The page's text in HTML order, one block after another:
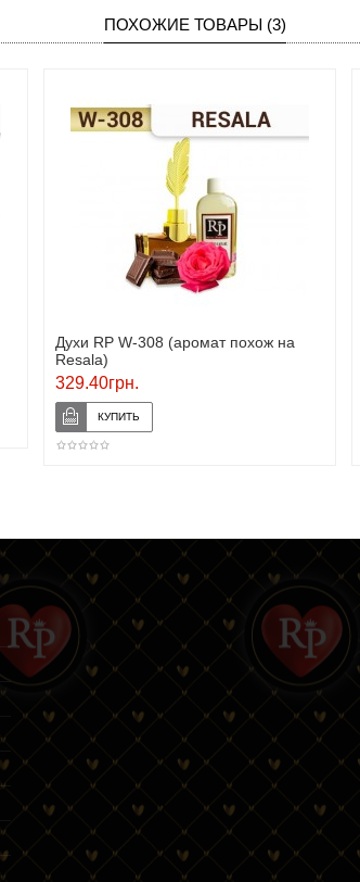
ПОХОЖИЕ ТОВАРЫ (3)
Духи RP W-308 (аромат похож на
Resala)
329.40грн.